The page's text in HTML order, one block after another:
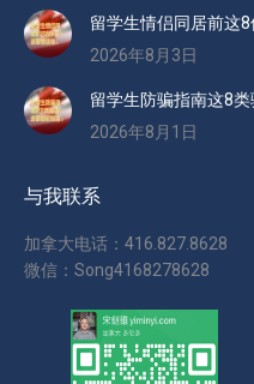
留学生情侣同居前这8
2026年8月3日
留学生防骗指南这8类
2026年8月1日
与我联系
加拿大电话：416.827.8628
微信：Song4168278628